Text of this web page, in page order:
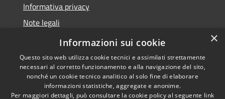
Informativa privacy
Note legali
Dichiarazione di accessibilità
Copyright © 2026 • Comune di
×
Informazioni sui cookie
Questo sito web utilizza cookie tecnici e assimilati strettamente
necessari al corretto funzionamento e alla navigazione del sito,
nonché un cookie tecnico analitico al solo fine di elaborare
informazioni statistiche, aggregate e anonime.
Per maggiori dettagli, può consultare la cookie policy al seguente link